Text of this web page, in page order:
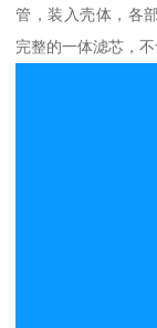
管，装入壳体，各
完整的一体滤芯，